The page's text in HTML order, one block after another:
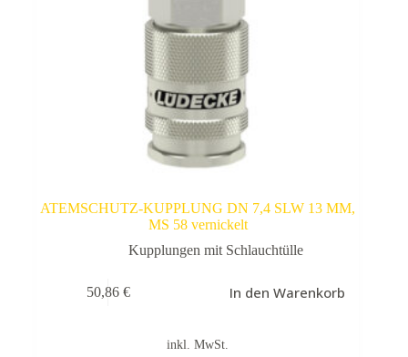
ATEMSCHUTZ-KUPPLUNG DN 7,4 SLW 13 MM,
MS 58 vernickelt
Kupplungen mit Schlauchtülle
50,86 € In den Warenkorb
inkl. MwSt.